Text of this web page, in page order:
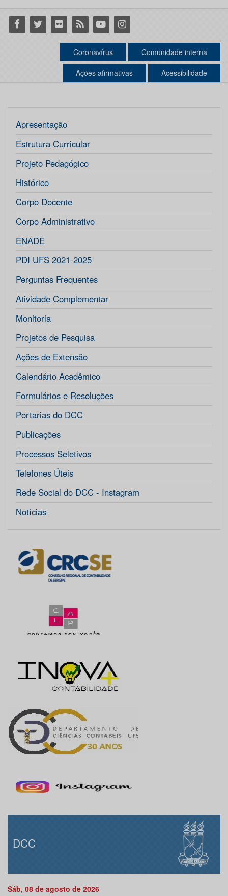
Facebook
Twitter Flickr RSS YoutubeInstagram
Coronavírus Comunidade interna
Ações afirmativas Acessibilidade
Apresentação
Estrutura Curricular
Projeto Pedagógico
Histórico
Corpo Docente
Corpo Administrativo
ENADE
PDI UFS 2021-2025
Perguntas Frequentes
Atividade Complementar
Monitoria
Projetos de Pesquisa
Ações de Extensão
Calendário Acadêmico
Formulários e Resoluções
Portarias do DCC
Publicações
Processos Seletivos
Telefones Úteis
Rede Social do DCC - Instagram
Notícias
DCC
Sáb, 08 de agosto de 2026